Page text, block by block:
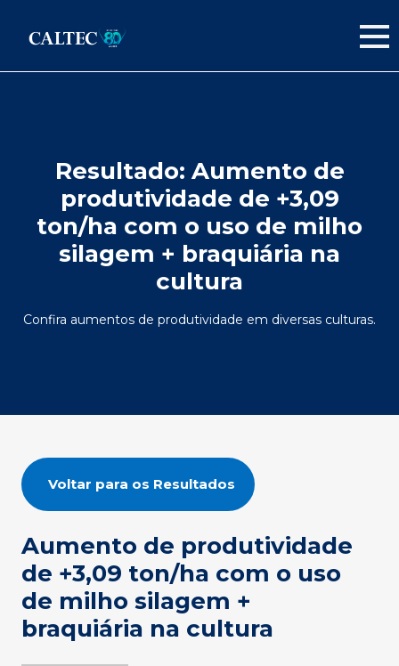
Resultado: Aumento de
produtividade de +3,09
ton/ha com o uso de milho
silagem + braquiária na
cultura
Confira aumentos de produtividade em diversas culturas.
Voltar para os Resultados
Aumento de produtividade
de +3,09 ton/ha com o uso
de milho silagem +
braquiária na cultura